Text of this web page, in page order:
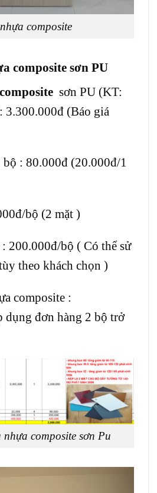
composite
composite sơn PU
sơn PU (KT:
3.300.000đ (Báo giá
: 80.000đ (20.000đ/1
bộ (2 mặt )
200.000đ/bộ ( Có thể sử
theo khách chọn )
composite :
dụng đơn hàng 2 bộ trở
composite sơn Pu